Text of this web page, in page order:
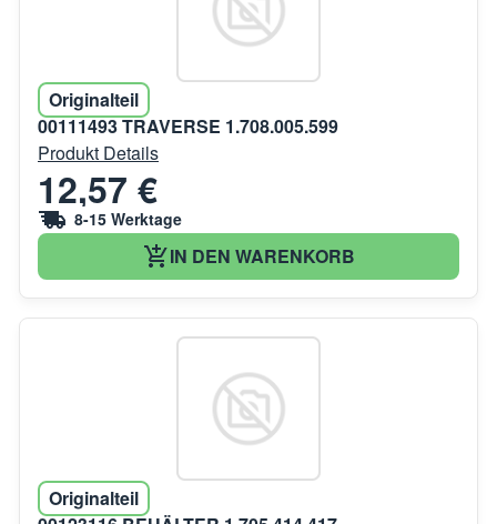
Originalteil
00111493 TRAVERSE 1.708.005.599
Produkt Details
12,57 €
8-15 Werktage
IN DEN WARENKORB
Originalteil